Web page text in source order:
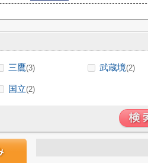
三鷹(3) 武蔵境(2)
国立(2)